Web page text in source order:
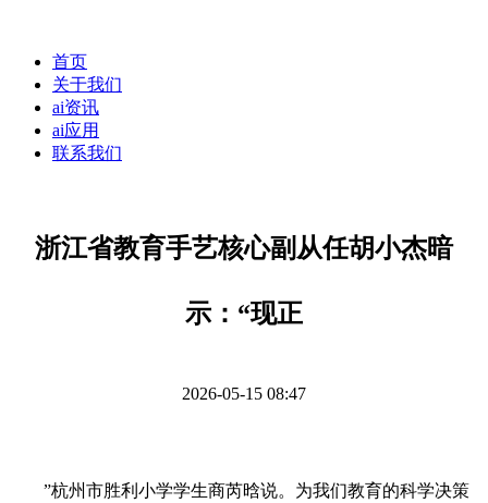
首页
关于我们
ai资讯
ai应用
联系我们
浙江省教育手艺核心副从任胡小杰暗
示：“现正
2026-05-15 08:47
”杭州市胜利小学学生商芮晗说。为我们教育的科学决策